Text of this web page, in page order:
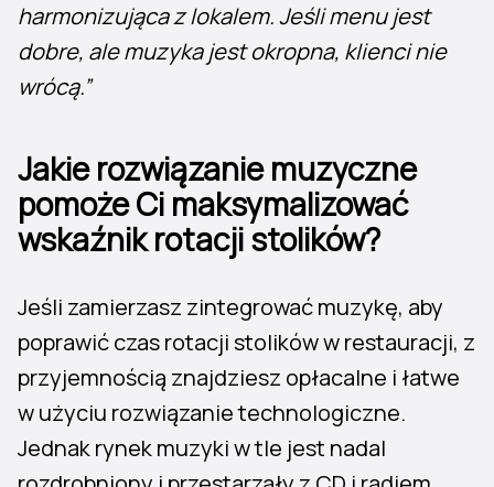
harmonizująca z lokalem. Jeśli menu jest
dobre, ale muzyka jest okropna, klienci nie
wrócą.”
Jakie rozwiązanie muzyczne
pomoże Ci maksymalizować
wskaźnik rotacji stolików?
Jeśli zamierzasz zintegrować muzykę, aby
poprawić czas rotacji stolików w restauracji, z
przyjemnością znajdziesz opłacalne i łatwe
w użyciu rozwiązanie technologiczne.
Jednak rynek muzyki w tle jest nadal